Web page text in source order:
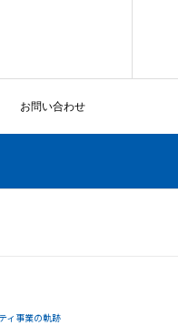
お問い合わせ
ィ事業の軌跡